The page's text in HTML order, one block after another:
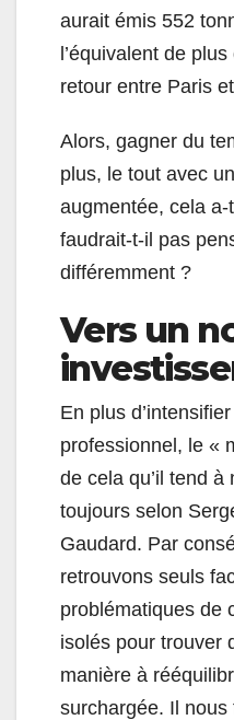
aurait émis 552
l’équivalent de
retour entre Paris
Alors, gagner du
plus, le tout avec
augmentée, cela
faudrait-t-il pas
différemment ?
Vers un
En plus
professionnel, le «
de cela qu’il tend
toujours selon
Gaudard. Par
retrouvons seuls
problématiques de
isolés pour trouver
manière à
surchargée. Il